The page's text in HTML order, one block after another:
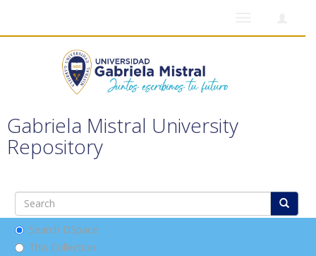
Gabriela Mistral University
Repository
Search DSpace
This Collection